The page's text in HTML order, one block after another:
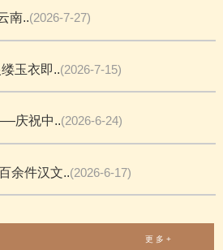
南..(2026-7-27)
玉衣即..(2026-7-15)
庆祝中..(2026-6-24)
余件汉文..(2026-6-17)
更 多 +